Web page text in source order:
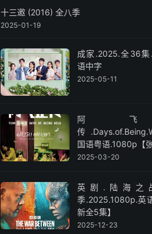
十三邀 (2016) 全八季
2025-01-19
成家.2025.全36集
语中字
2025-05-11
阿
传
国语粤语.1080p【
玉,刘嘉玲,刘德华,张
2025-03-20
英剧.陆海之
季.2025.1080p.英
新全5集】
2025-12-23